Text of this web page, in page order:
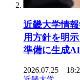
近畿大学情
用方針を明
準備に生成
2026.07.25